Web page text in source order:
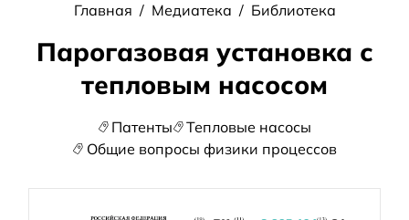
Главная / Медиатека / Библиотека
Парогазовая установка с
тепловым насосом
Патенты
Тепловые насосы
Общие вопросы физики процессов